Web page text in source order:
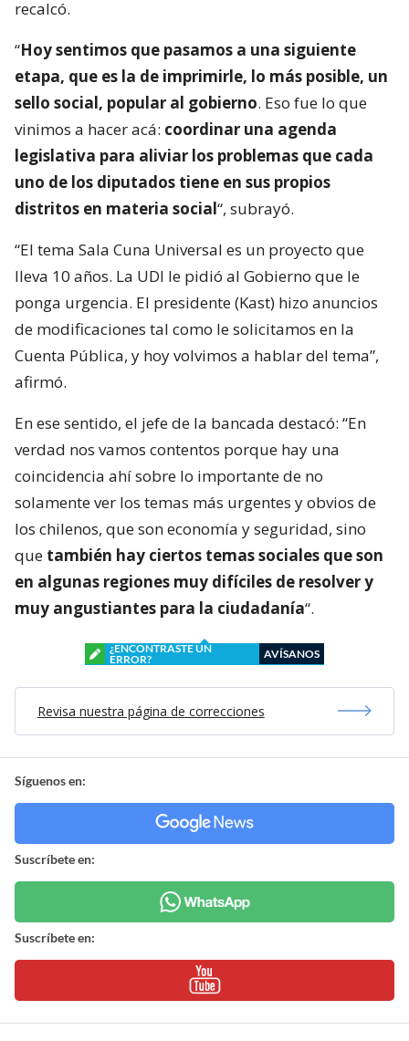
recalcó.
“Hoy sentimos que pasamos a una siguiente
etapa, que es la de imprimirle, lo más posible, un
sello social, popular al gobierno. Eso fue lo que
vinimos a hacer acá: coordinar una agenda
legislativa para aliviar los problemas que cada
uno de los diputados tiene en sus propios
distritos en materia social“, subrayó.
“El tema Sala Cuna Universal es un proyecto que
lleva 10 años. La UDI le pidió al Gobierno que le
ponga urgencia. El presidente (Kast) hizo anuncios
de modificaciones tal como le solicitamos en la
Cuenta Pública, y hoy volvimos a hablar del tema”,
afirmó.
En ese sentido, el jefe de la bancada destacó: “En
verdad nos vamos contentos porque hay una
coincidencia ahí sobre lo importante de no
solamente ver los temas más urgentes y obvios de
los chilenos, que son economía y seguridad, sino
que también hay ciertos temas sociales que son
en algunas regiones muy difíciles de resolver y
muy angustiantes para la ciudadanía“.
¿ENCONTRASTE UN
ERROR?
AVÍSANOS
Revisa nuestra página de correcciones
Síguenos en:
Suscríbete en:
Suscríbete en: